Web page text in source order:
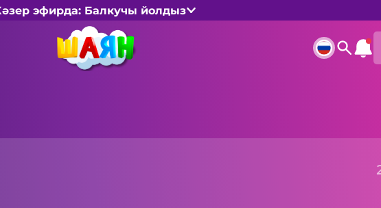
эфирда: Балкучы йолдыз